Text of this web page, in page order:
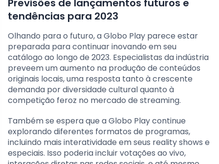
Previsões de lançamentos futuros e
tendências para 2023
Olhando para o futuro, a Globo Play parece estar
preparada para continuar inovando em seu
catálogo ao longo de 2023. Especialistas da indústria
preveem um aumento na produção de conteúdos
originais locais, uma resposta tanto à crescente
demanda por diversidade cultural quanto à
competição feroz no mercado de streaming.
Também se espera que a Globo Play continue
explorando diferentes formatos de programas,
incluindo mais interatividade em seus reality shows e
especiais. Isso poderia incluir votações ao vivo,